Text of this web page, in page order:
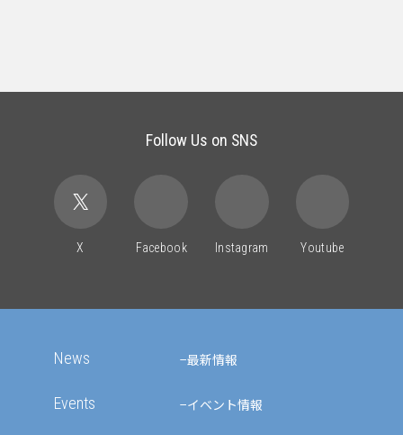
Follow Us on SNS
X Facebook Instagram Youtube
News 最新情報
Events イベント情報